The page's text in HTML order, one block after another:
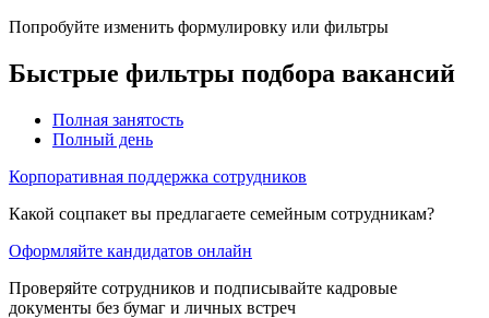
Попробуйте изменить формулировку или фильтры
Быстрые фильтры подбора вакансий
Полная занятость
Полный день
Корпоративная поддержка сотрудников
Какой соцпакет вы предлагаете семейным сотрудникам?
Оформляйте кандидатов онлайн
Проверяйте сотрудников и подписывайте кадровые
документы без бумаг и личных встреч